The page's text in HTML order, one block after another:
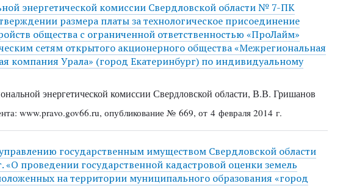
энергетической комиссии Свердловской области № 7-ПК
размера платы за технологическое присоединение
общества с ограниченной ответственностью «ПроЛайм»
сетям открытого акционерного общества «Межрегиональная
компания Урала» (город Екатеринбург) по индивидуальному
энергетической комиссии Свердловской области, В.В. Гришанов
www.pravo.gov66.ru, опубликование № 669, от 4 февраля 2014 г.
государственным имуществом Свердловской области
«О проведении государственной кадастровой оценки земель
на территории муниципального образования «город